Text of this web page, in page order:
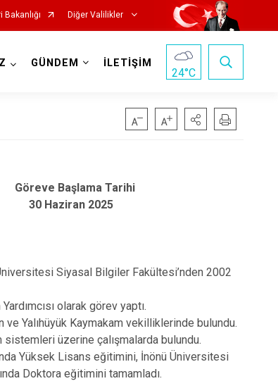
Bakanlığı Diğer Valilikler
GÜNDEM İLETİŞİM
24°C
Göreve Başlama Tarihi
30 Haziran 2025
Siyasal Bilgiler Fakültesi’nden 2002
olarak görev yaptı.
ve Yalıhüyük Kaymakam vekilliklerinde bulundu.
üzerine çalışmalarda bulundu.
Yüksek Lisans eğitimini, İnönü Üniversitesi
Doktora eğitimini tamamladı.